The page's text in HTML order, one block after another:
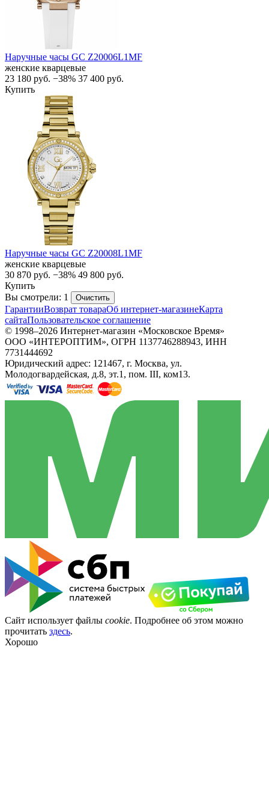
Наручные часы GC Z20006L1MF
женские кварцевые
23 180 руб. −38% 37 400 руб.
Купить
Наручные часы GC Z20008L1MF
женские кварцевые
30 870 руб. −38% 49 800 руб.
Купить
Вы смотрели: 1
Очистить
ГарантииВозврат товараОб интернет-магазинеКарта
сайтаПользовательское соглашение
© 1998–2026 Интернет-магазин «Московское Время»
ООО «ИНТЕРОПТИМ», ОГРН 1137746288943, ИНН
7731444692
Юридический адрес: 121467, г. Москва, ул.
Молодогвардейская, д.8, эт.1, пом. III, ком13.
Сайт использует файлы cookie. Подробнее об этом можно
прочитать здесь.
Хорошо